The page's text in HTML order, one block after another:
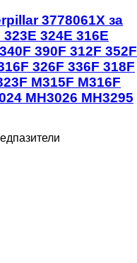
3778061X за
324E 316E
390F 312F 352F
326F 336F 318F
M315F M316F
MH3026 MH3295